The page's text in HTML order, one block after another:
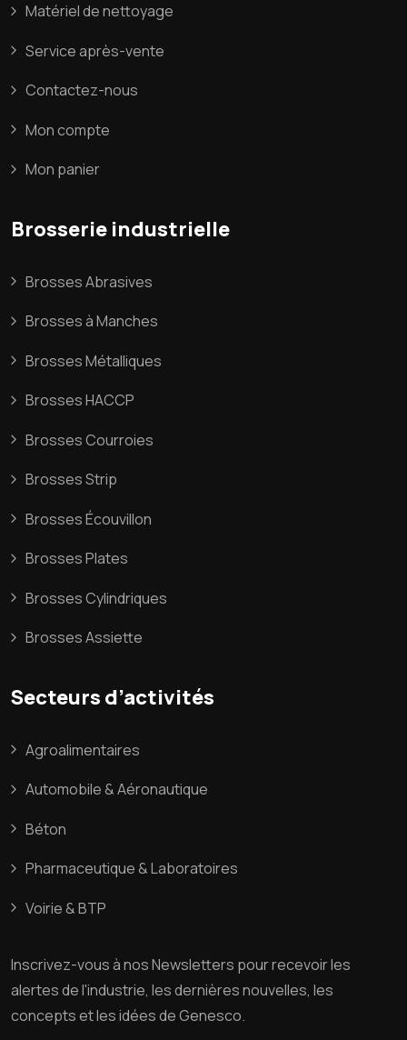
Matériel de nettoyage
Service après-vente
Contactez-nous
Mon compte
Mon panier
Brosserie industrielle
Brosses Abrasives
Brosses à Manches
Brosses Métalliques
Brosses HACCP
Brosses Courroies
Brosses Strip
Brosses Écouvillon
Brosses Plates
Brosses Cylindriques
Brosses Assiette
Secteurs d’activités
Agroalimentaires
Automobile & Aéronautique
Béton
Pharmaceutique & Laboratoires
Voirie & BTP
Inscrivez-vousànosNewsletters pourrecevoirles
alertesdel'industrie, lesdernièresnouvelles, les
conceptsetlesidéesdeGenesco.